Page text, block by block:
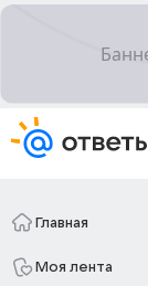
Главная
Моя лента